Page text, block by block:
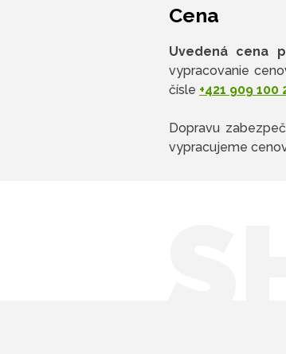
Cena
Uvedená cena
vypracovanie
čísle +421 909 100
Dopravu
vypracujeme